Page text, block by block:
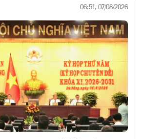
06:51, 07/08/2026